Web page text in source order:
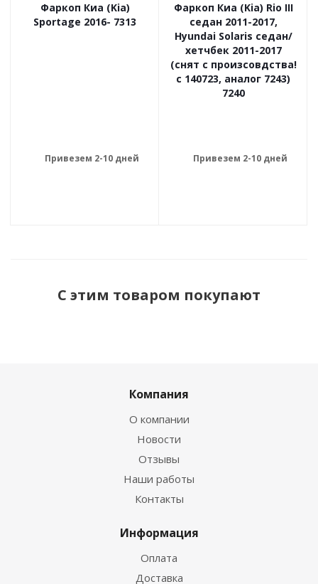
Фаркоп Киа (Kia)
Sportage 2016- 7313
Привезем 2-10 дней
Фаркоп Киа (Kia) Rio III
седан 2011-2017,
Hyundai Solaris седан/
хетчбек 2011-2017
(снят с произсовдства!
с 140723, аналог 7243)
7240
Привезем 2-10 дней
С этим товаром покупают
Компания
О компании
Новости
Отзывы
Наши работы
Контакты
Информация
Оплата
Доставка